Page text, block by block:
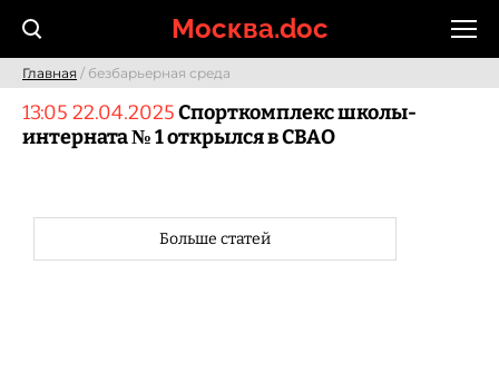
Москва.doc
Главная / безбарьерная среда
13:05 22.04.2025Спорткомплекс школы-
интерната № 1 открылся в СВАО
Больше статей